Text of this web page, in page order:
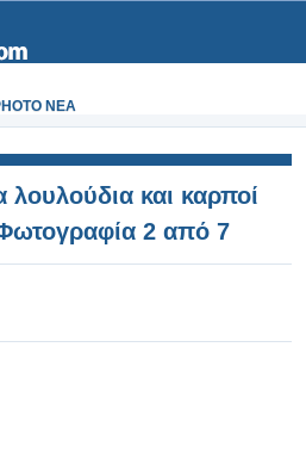
NEA
και καρποί
2 από 7